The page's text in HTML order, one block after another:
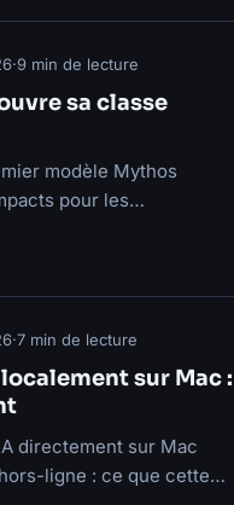
·9 min de lecture
sa classe
modèle Mythos
pour les
·7 min de lecture
sur Mac :
directement sur Mac
ligne : ce que cette